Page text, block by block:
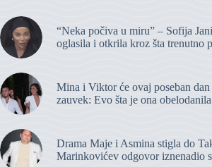
“Neka počiva u miru” – Sofija
oglasila i otkrila kroz šta trenutno
Mina i Viktor će ovaj poseban
zauvek: Evo šta je ona obelodanila
Drama Maje i Asmina stigla do
Marinkovićev odgovor iznenadio